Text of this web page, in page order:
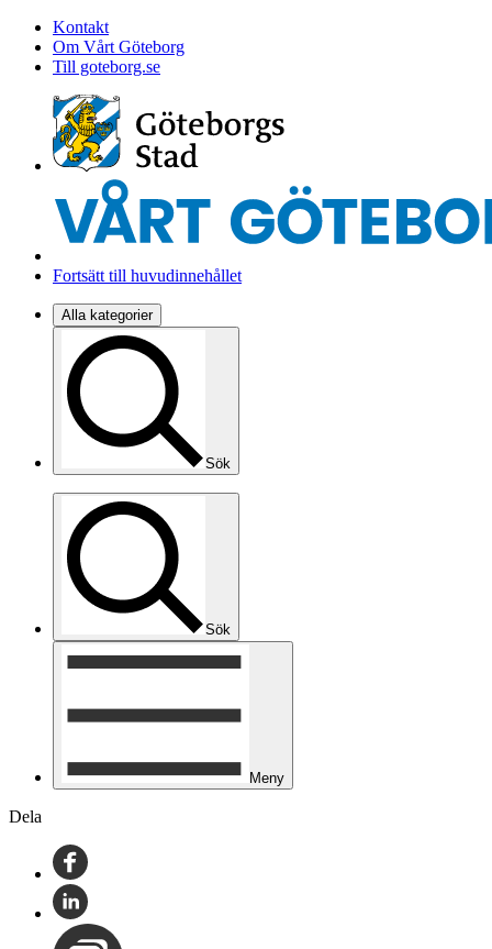
Kontakt
Om Vårt Göteborg
Till goteborg.se
Fortsätt till huvudinnehållet
Alla kategorier
Sök
Sök
Meny
Dela